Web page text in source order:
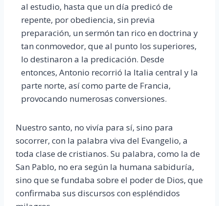
al estudio, hasta que un día predicó de
repente, por obediencia, sin previa
preparación, un sermón tan rico en doctrina y
tan conmovedor, que al punto los superiores,
lo destinaron a la predicación. Desde
entonces, Antonio recorrió la Italia central y la
parte norte, así como parte de Francia,
provocando numerosas conversiones.
Nuestro santo, no vivía para sí, sino para
socorrer, con la palabra viva del Evangelio, a
toda clase de cristianos. Su palabra, como la de
San Pablo, no era según la humana sabiduría,
sino que se fundaba sobre el poder de Dios, que
confirmaba sus discursos con espléndidos